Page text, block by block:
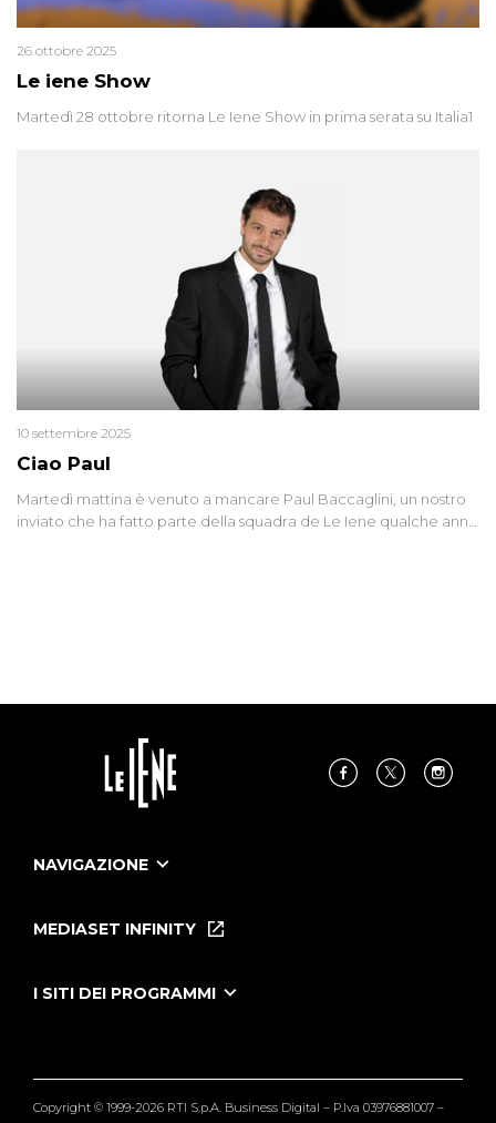
Le iene Show
26 ottobre 2025
Martedì 28 ottobre ritorna Le Iene Show in prima serata su Italia1
Ciao Paul
10 settembre 2025
Martedì mattina è venuto a mancare Paul Baccaglini, un nostro
inviato che ha fatto parte della squadra de Le Iene qualche anno
NAVIGAZIONE
Le Iene Presentano Inside
Tutti i servizi
MEDIASET INFINITY
I SITI DEI PROGRAMMI
Copyright © 1999-2026 RTI S.p.A. Business Digital – P.Iva 03976881007 –